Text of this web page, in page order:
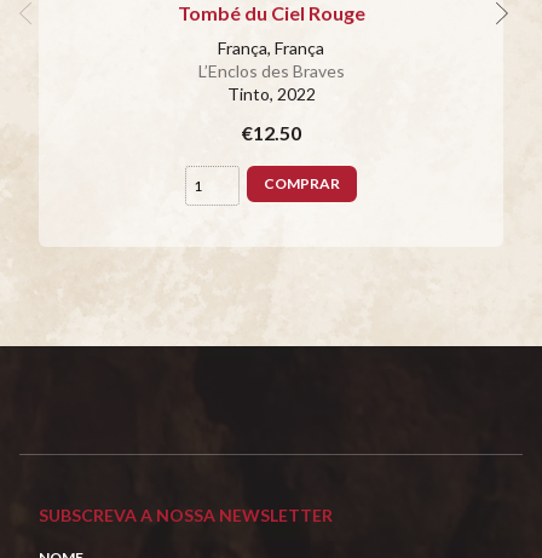
Tombé du Ciel Rouge
França, França
L’Enclos des Braves
Tinto, 2022
€12.50
COMPRAR
SUBSCREVA A NOSSA NEWSLETTER